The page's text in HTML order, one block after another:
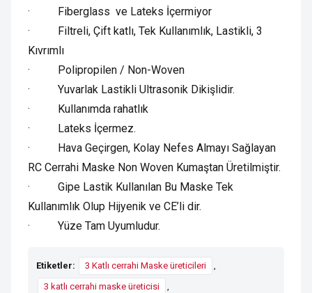
· Fiberglass ve Lateks İçermiyor
· Filtreli, Çift katlı, Tek Kullanımlık, Lastikli, 3
Kıvrımlı
· Polipropilen / Non-Woven
· Yuvarlak Lastikli Ultrasonik Dikişlidir.
· Kullanımda rahatlık
· Lateks İçermez.
· Hava Geçirgen, Kolay Nefes Almayı Sağlayan
RC Cerrahi Maske Non Woven Kumaştan Üretilmiştir.
· Gipe Lastik Kullanılan Bu Maske Tek
Kullanımlık Olup Hijyenik ve CE’li dir.
· Yüze Tam Uyumludur.
Etiketler: 3 Katlı cerrahi Maske üreticileri
,
3 katlı cerrahi maske üreticisi
,